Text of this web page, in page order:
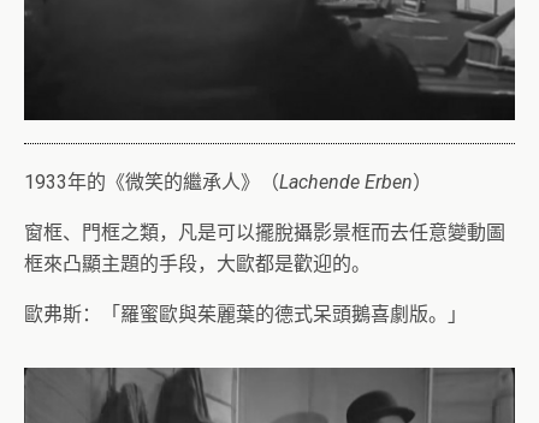
1933年的《微笑的繼承人》（Lachende Erben）
窗框、門框之類，凡是可以擺脫攝影景框而去任意變動圖
框來凸顯主題的手段，大歐都是歡迎的。
歐弗斯：「羅蜜歐與茱麗葉的德式呆頭鵝喜劇版。」